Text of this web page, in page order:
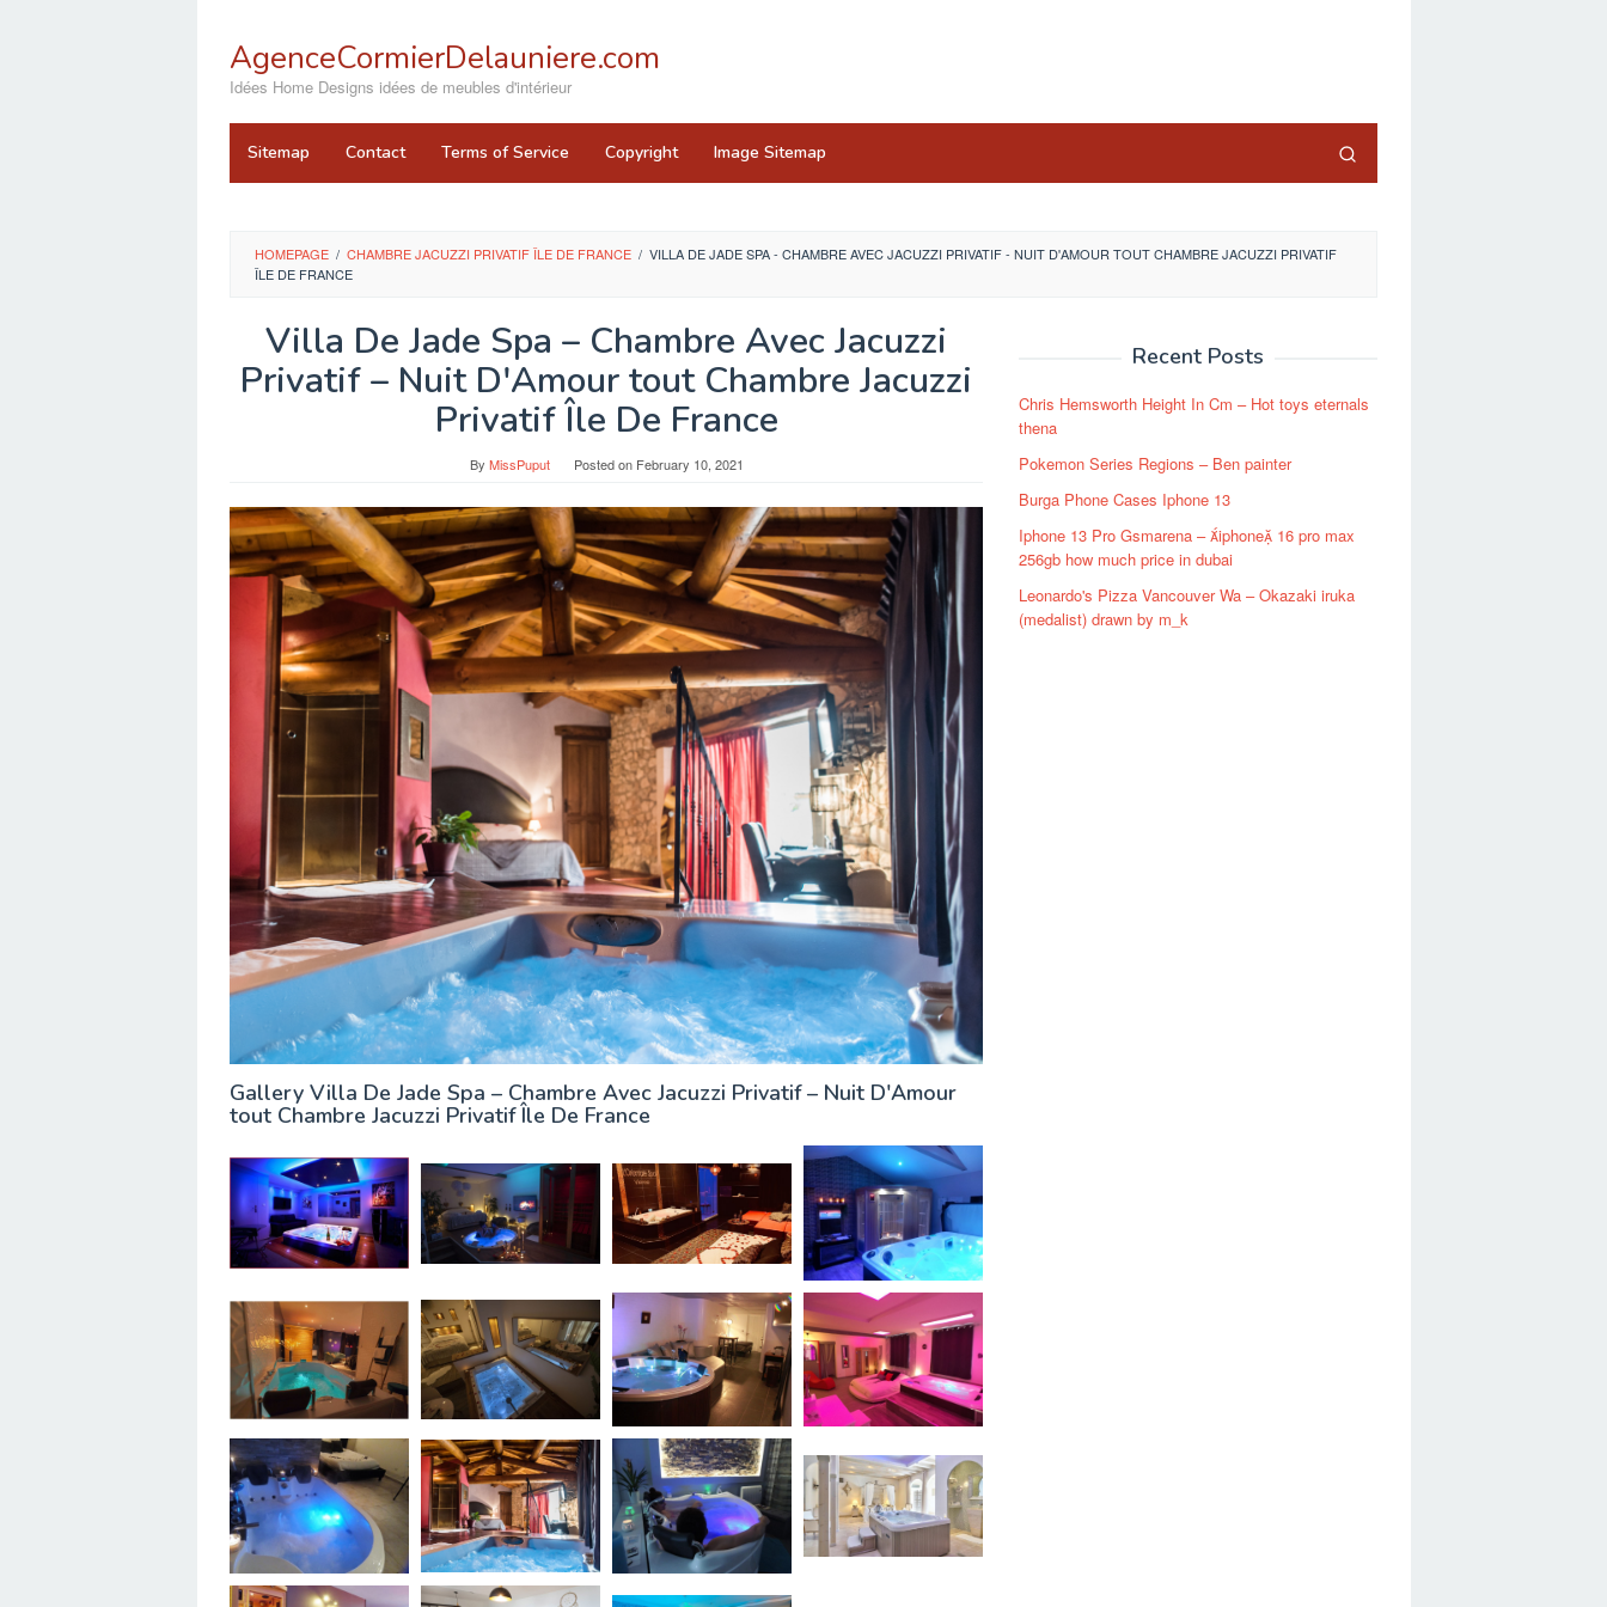
contentAgenceCormierDelauniere.com
Idées Home Designs idées de meubles d'intérieur
Sitemap Contact Terms of Service Copyright Image Sitemap
HOMEPAGE / CHAMBRE JACUZZI PRIVATIF ÎLE DE FRANCE / VILLA DE JADE SPA - CHAMBRE AVEC JACUZZI PRIVATIF - NUIT D'AMOUR TOUT CHAMBRE JACUZZI PRIVATIF
ÎLE DE FRANCE
Villa De Jade Spa – Chambre Avec Jacuzzi
Privatif – Nuit D'Amour tout Chambre Jacuzzi
Privatif Île De France
By MissPuput Posted on February 10, 2021
Gallery Villa De Jade Spa – Chambre Avec Jacuzzi Privatif – Nuit D'Amour
tout Chambre Jacuzzi Privatif Île De France
Recent Posts
Chris Hemsworth Height In Cm – Hot toys eternals
thena
Pokemon Series Regions – Ben painter
Burga Phone Cases Iphone 13
Iphone 13 Pro Gsmarena – iphone 16 pro max
256gb how much price in dubai
Leonardo's Pizza Vancouver Wa – Okazaki iruka
(medalist) drawn by m_k